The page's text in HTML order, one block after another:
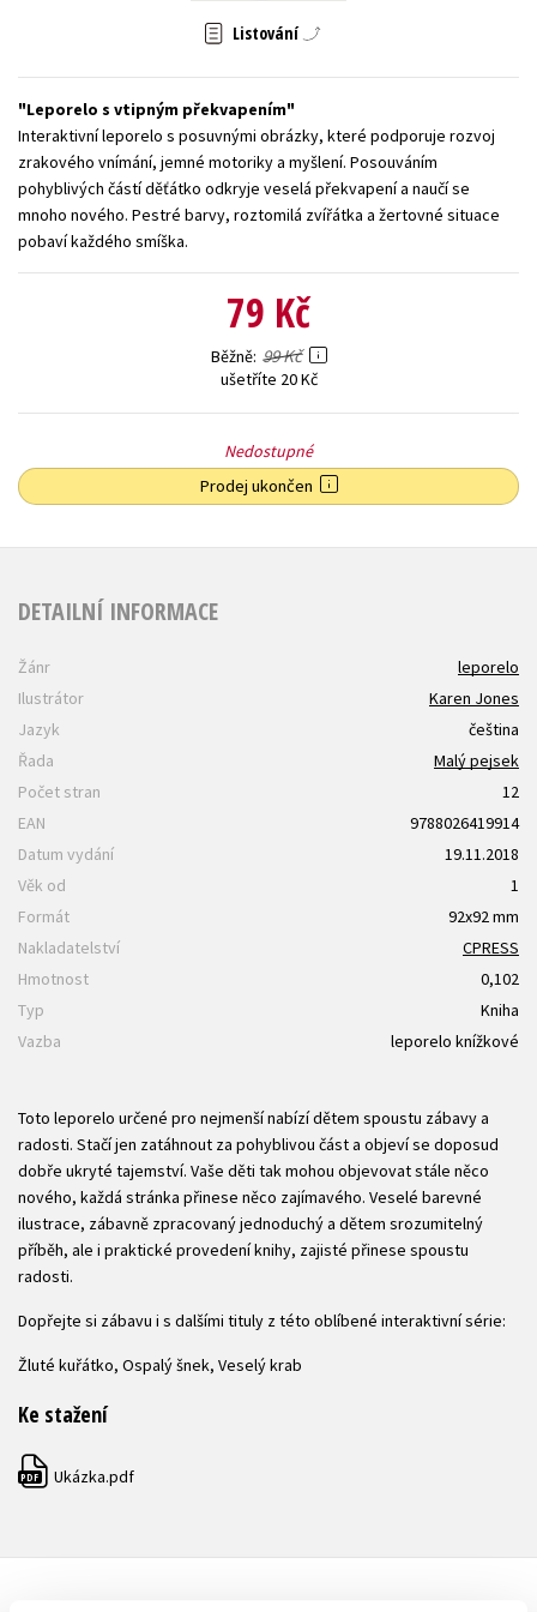
Zahraniční literatura
Listování
Leporelo s vtipným překvapením
Interaktivní leporelo s posuvnými obrázky, které podporuje rozvoj
zrakového vnímání, jemné motoriky a myšlení. Posouváním
pohyblivých částí děťátko odkryje veselá překvapení a naučí se
mnoho nového. Pestré barvy, roztomilá zvířátka a žertovné situace
pobaví každého smíška.
79 Kč
Běžně 99 Kč
ušetříte 20 Kč
Nedostupné
Prodej ukončen
DETAILNÍ INFORMACE
Žánr
leporelo
Ilustrátor
Karen Jones
Jazyk
čeština
Řada
Malý pejsek
Počet stran
12
EAN
9788026419914
Datum vydání
19.11.2018
Věk od
1
Formát
92x92 mm
Nakladatelství
CPRESS
Hmotnost
0,102
Typ
Kniha
Vazba
leporelo knížkové
Toto leporelo určené pro nejmenší nabízí dětem spoustu zábavy a
radosti. Stačí jen zatáhnout za pohyblivou část a objeví se doposud
dobře ukryté tajemství. Vaše děti tak mohou objevovat stále něco
nového, každá stránka přinese něco zajímavého. Veselé barevné
ilustrace, zábavně zpracovaný jednoduchý a dětem srozumitelný
příběh, ale i praktické provedení knihy, zajisté přinese spoustu
radosti.
Dopřejte si zábavu i s dalšími tituly z této oblíbené interaktivní série:
Žluté kuřátko, Ospalý šnek, Veselý krab
Ke stažení
PDF Ukázka.pdf